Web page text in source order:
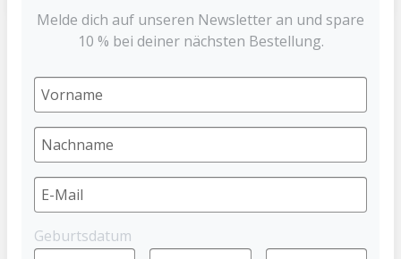
Stabgreifling
BABYNOVA
Obermaterial: Softvelour
Ab 3 Monaten
Waschbar bei 30 °C
Melde dich auf unseren Newsletter an und spare
10 % bei deiner nächsten Bestellung.
Geburtsdatum